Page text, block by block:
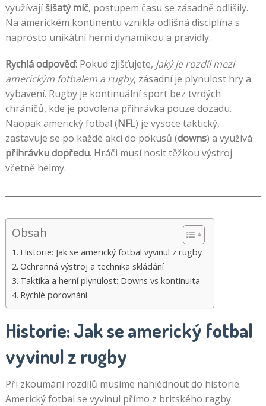
využívajíšišatý míč, postupem času se zásadně odlišily.
Na americkém kontinentu vznikla odlišná disciplína s
naprosto unikátní herní dynamikou a pravidly.
Rychlá odpověď:Pokud zjišťujete, jaký je rozdíl mezi
americkým fotbalem a rugby, zásadní je plynulost hry a
vybavení. Rugby je kontinuální sport bez tvrdých
chráničů, kde je povolena přihrávka pouze dozadu.
Naopak americký fotbal (NFL) je vysoce taktický,
zastavuje se po každé akci do pokusů (downs) a využívá
přihrávku dopředu. Hráči musí nosit těžkou výstroj
včetně helmy.
Obsah
Historie: Jak se americký fotbal vyvinul z rugby
Ochranná výstroj a technika skládání
Taktika a herní plynulost: Downs vs kontinuita
Rychlé porovnání
Historie: Jak se americký fotbal
vyvinul z rugby
Při zkoumání rozdílů musíme nahlédnout do historie.
Americký fotbal se vyvinul přímo z britského ragby.